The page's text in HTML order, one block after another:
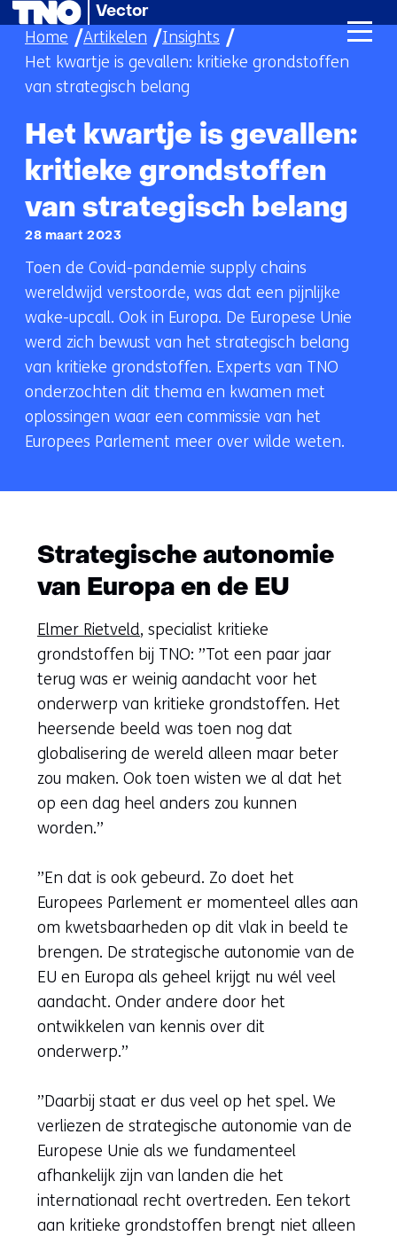
Ga
naar
Vector
Home
Artikelen
Insights
Het kwartje is gevallen: kritieke grondstoffen
van strategisch belang
Het kwartje is gevallen:
kritieke grondstoffen
van strategisch belang
28 maart 2023
Toen de Covid-pandemie supply chains
wereldwijd verstoorde, was dat een pijnlijke
wake-upcall. Ook in Europa. De Europese Unie
werd zich bewust van het strategisch belang
van kritieke grondstoffen. Experts van TNO
onderzochten dit thema en kwamen met
oplossingen waar een commissie van het
Europees Parlement meer over wilde weten.
Strategische autonomie
van Europa en de EU
Elmer Rietveld, specialist kritieke
grondstoffen bij TNO: ”Tot een paar jaar
terug was er weinig aandacht voor het
onderwerp van kritieke grondstoffen. Het
heersende beeld was toen nog dat
globalisering de wereld alleen maar beter
zou maken. Ook toen wisten we al dat het
op een dag heel anders zou kunnen
worden.”
”En dat is ook gebeurd. Zo doet het
Europees Parlement er momenteel alles aan
om kwetsbaarheden op dit vlak in beeld te
brengen. De strategische autonomie van de
EU en Europa als geheel krijgt nu wél veel
aandacht. Onder andere door het
ontwikkelen van kennis over dit
onderwerp.”
”Daarbij staat er dus veel op het spel. We
verliezen de strategische autonomie van de
Europese Unie als we fundamenteel
afhankelijk zijn van landen die het
internationaal recht overtreden. Een tekort
aan kritieke grondstoffen brengt niet alleen